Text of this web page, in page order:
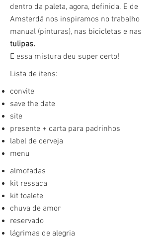
dentro da paleta, agora, definida. E de
Amsterdã nos inspiramos no trabalho
manual (pinturas), nas bicicletas e nas
tulipas.
E essa mistura deu super certo!
Lista de itens:
convite
save the date
site
presente + carta para padrinhos
label de cerveja
menu
almofadas
kit ressaca
kit toalete
chuva de amor
reservado
lágrimas de alegria